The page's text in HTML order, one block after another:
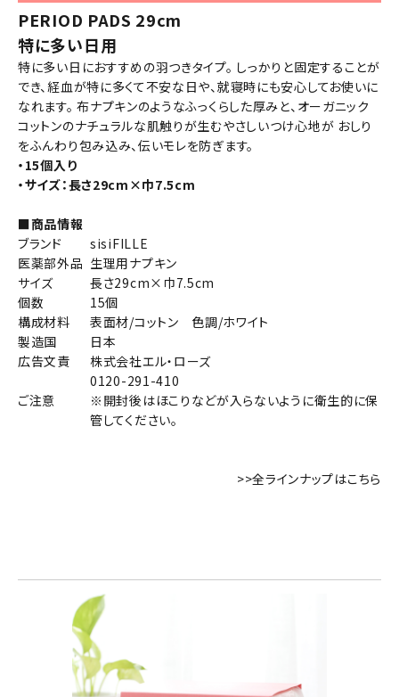
PERIOD PADS 29cm
特に多い日用
特に多い日におすすめの羽つきタイプ。 しっかりと固定することが
でき、経血が特に多くて不安な日や、就寝時にも安心してお使いに
なれます。 布ナプキンのようなふっくらした厚みと、オーガニック
コットンのナチュラルな肌触りが生むやさしいつけ心地が おしり
をふんわり包み込み、伝いモレを防ぎます。
・15個入り
・サイズ：長さ29cm×巾7.5cm
■商品情報
ブランド
sisiFILLE
医薬部外品 生理用ナプキン
サイズ
長さ29cm×巾7.5cm
個数
15個
構成材料
表面材/コットン 色調/ホワイト
製造国
日本
広告文責
株式会社エル・ローズ
0120-291-410
ご注意
※開封後はほこりなどが入らないように衛生的に保
管してください。
>>全ラインナップはこちら